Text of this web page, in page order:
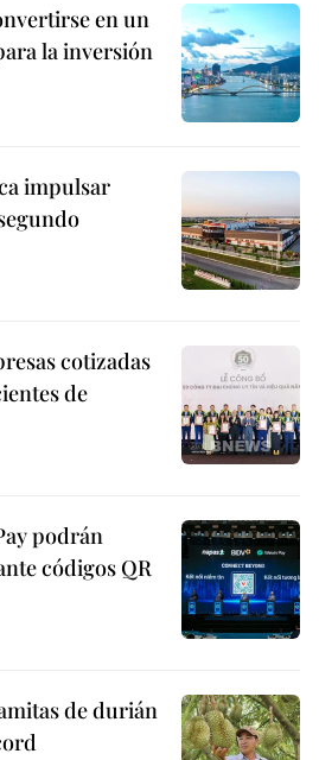
en un
la inversión
impulsar
cotizadas
de
podrán
códigos QR
de durián